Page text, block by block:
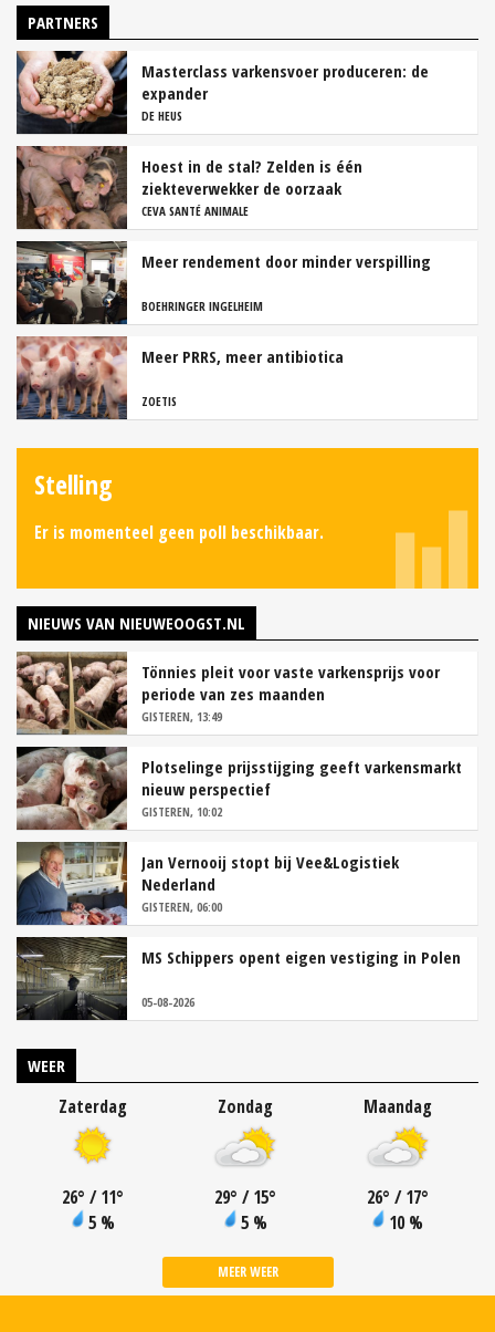
PARTNERS
Masterclass varkensvoer produceren: de
expander
DE HEUS
Hoest in de stal? Zelden is één
ziekteverwekker de oorzaak
CEVA SANTÉ ANIMALE
Meer rendement door minder verspilling
BOEHRINGER INGELHEIM
Meer PRRS, meer antibiotica
ZOETIS
Stelling
Er is momenteel geen poll beschikbaar.
NIEUWS VAN NIEUWEOOGST.NL
Tönnies pleit voor vaste varkensprijs voor
periode van zes maanden
GISTEREN, 13:49
Plotselinge prijsstijging geeft varkensmarkt
nieuw perspectief
GISTEREN, 10:02
Jan Vernooij stopt bij Vee&Logistiek
Nederland
GISTEREN, 06:00
MS Schippers opent eigen vestiging in Polen
05-08-2026
WEER
Zaterdag
26° / 11°
5 %
Zondag
29° / 15°
5 %
Maandag
26° / 17°
10 %
MEER WEER